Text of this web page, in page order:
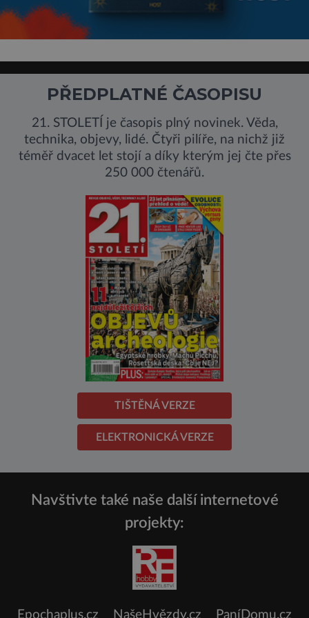
PŘEDPLATNÉ ČASOPISU
21. STOLETÍ je časopis plný novinek. Věda,
technika, objevy, lidé. Čtyři pilíře, na nichž již
téměř dvacet let stojí a díky kterým jej čte přes
250 000 čtenářů.
TIŠTĚNÁ VERZE
ELEKTRONICKÁ VERZE
Navštivte také naše další internetové
projekty:
Epochaplus.cz NašeHvězdy.cz PaníDomu.cz